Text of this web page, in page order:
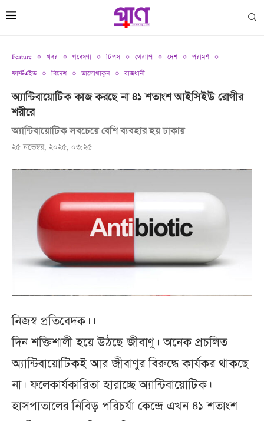
Feature খবর গবেষণা টিপস থেরাপি দেশ পরামর্শ
ফার্স্টএইড বিদেশ ভালোথাকুন রাজধানী
অ্যান্টিবায়োটিক কাজ করছে না ৪১ শতাংশ আইসিইউ রোগীর
শরীরে
অ্যান্টিবায়োটিক সবচেয়ে বেশি ব্যবহার হয় ঢাকায়
২৫ নভেম্বর, ২০২৫, ০৩:২৫
নিজস্ব প্রতিবেদক।।
দিন শক্তিশালী হয়ে উঠছে জীবাণু। অনেক প্রচলিত
অ্যান্টিবায়োটিকই আর জীবাণুর বিরুদ্ধে কার্যকর থাকছে
না। ফলেকার্যকারিতা হারাচ্ছে অ্যান্টিবায়োটিক।
হাসপাতালের নিবিড় পরিচর্যা কেন্দ্রে এখন ৪১ শতাংশ